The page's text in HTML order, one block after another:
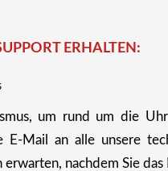
ERHALTEN:
um rund um die
Mail an alle unsere
nachdem Sie